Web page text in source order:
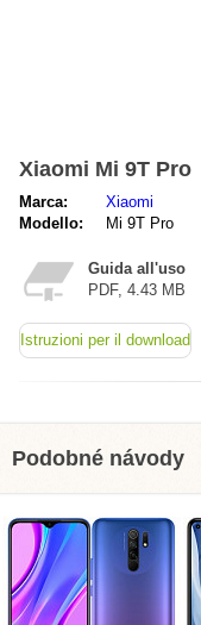
Xiaomi Mi 9T Pro
Marca:
Xiaomi
Modello:
Mi 9T Pro
Guida all'uso
PDF, 4.43 MB
Istruzioni per il download
Podobné návody